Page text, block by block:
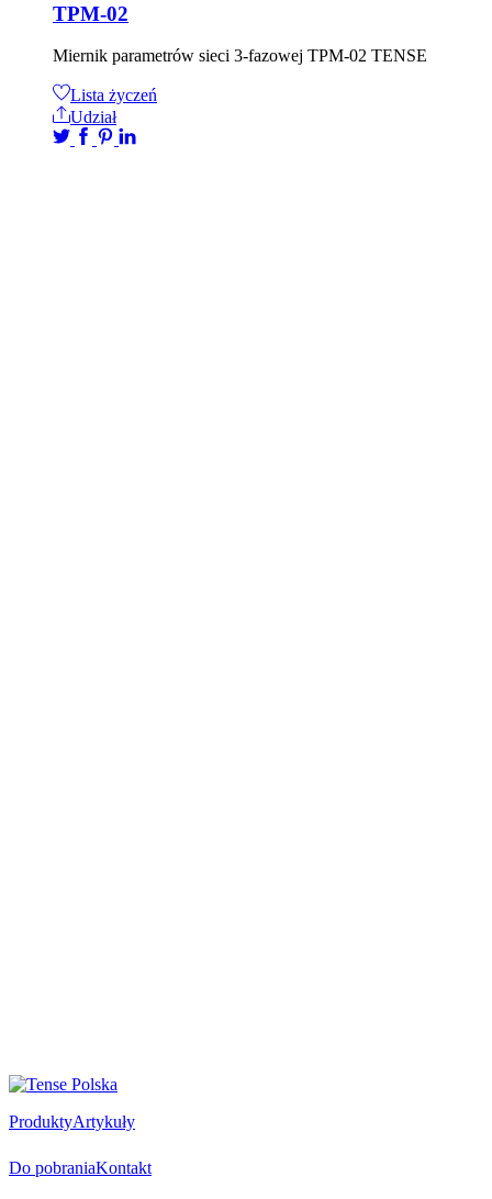
TPM-02
Miernik parametrów sieci 3-fazowej TPM-02 TENSE
Lista życzeń
Udział
ProduktyArtykuły
Do pobraniaKontakt